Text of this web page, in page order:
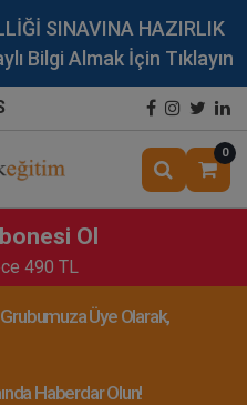
SINAVINA HAZIRLIK
Bilgi Almak İçin Tıklayın
0
Ol
490 TL
Üye Olarak,
Haberdar Olun!